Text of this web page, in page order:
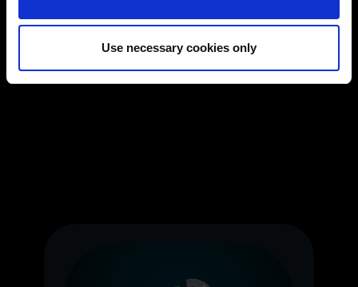
Imprint|Data protection |Disclaimer of liability
Use necessary cookies only